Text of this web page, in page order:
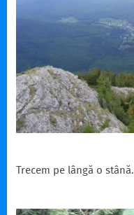
Trecem pe lângă o stână.